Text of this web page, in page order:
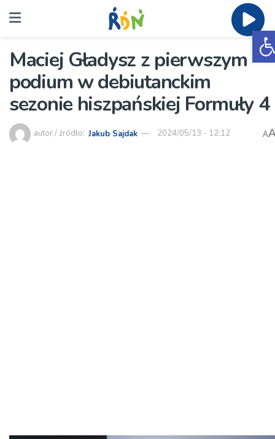
Maciej Gładysz z pierwszym
podium w debiutanckim
sezonie hiszpańskiej Formuły 4
autor / źródło: Jakub Sajdak 2024/05/13 - 12:12 A